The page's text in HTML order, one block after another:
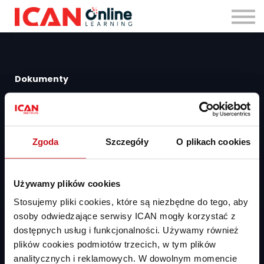
Zgoda Szczegóły O plikach cookies
Używamy plików cookies
Stosujemy pliki cookies, które są niezbędne do tego, aby
osoby odwiedzające serwisy ICAN mogły korzystać z
dostępnych usług i funkcjonalności. Używamy również
plików cookies podmiotów trzecich, w tym plików
analitycznych i reklamowych. W dowolnym momencie
Zaloguj się
Dokumenty
Regulamin zakupu szkoleń
Pomoc
Pomoc dla HR
Kontakt
ICAN Institute Spółka z ograniczoną odpowiedzialnością
Al. Niepodległości 18, 02-653 Warszawa
pomoc@ican.pl